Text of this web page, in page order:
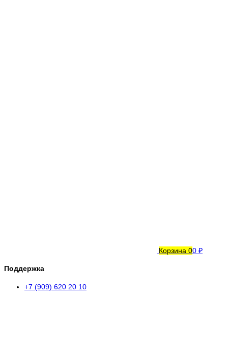
Корзина 00 ₽
Поддержка
+7 (909) 620 20 10